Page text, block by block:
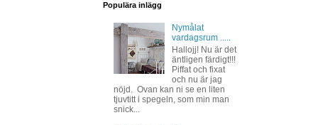
Populära inlägg
Nymålat
vardagsrum .....
Hallojj! Nu är det
äntligen färdigt!!!
Piffat och fixat
och nu är jag
nöjd. Ovan kan ni se en liten
tjuvtitt i spegeln, som min man
snick...